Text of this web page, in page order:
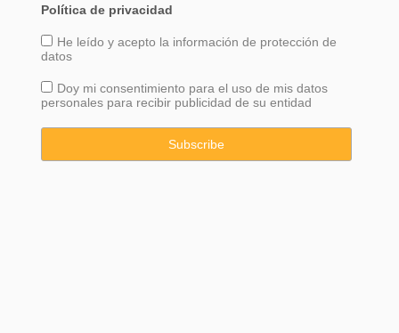
Política de privacidad
He leído y acepto la información de protección de
datos
Doy mi consentimiento para el uso de mis datos
personales para recibir publicidad de su entidad